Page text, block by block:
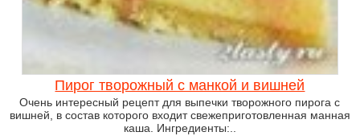
Пирог творожный с манкой и вишней
Очень интересный рецепт для выпечки творожного пирога с
вишней, в состав которого входит свежеприготовленная манная
каша. Ингредиенты:..